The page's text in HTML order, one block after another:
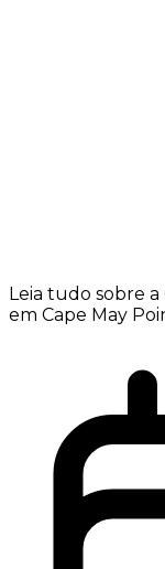
Leia tudo sobre
em Cape May